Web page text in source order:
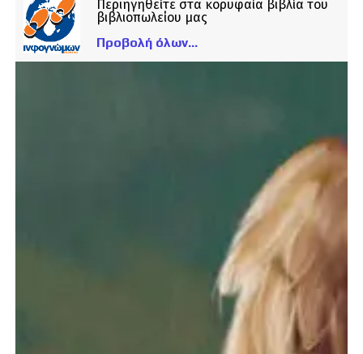
Περιηγηθείτε στα κορυφαία βιβλία του
βιβλιοπωλείου μας
Προβολή όλων